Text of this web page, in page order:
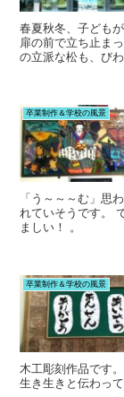
春夏秋冬、子ども
扉の前で立ち止まって眺め
の立派な松も、び
卒業制作＆学校の風景
「う～～～む」思
れていそうです。 でも、「大入り」じゃなくて「大人」なのが微笑
ましい！ 。
卒業制作＆学校の風景
木工彫刻作品です
生き生きと伝わって